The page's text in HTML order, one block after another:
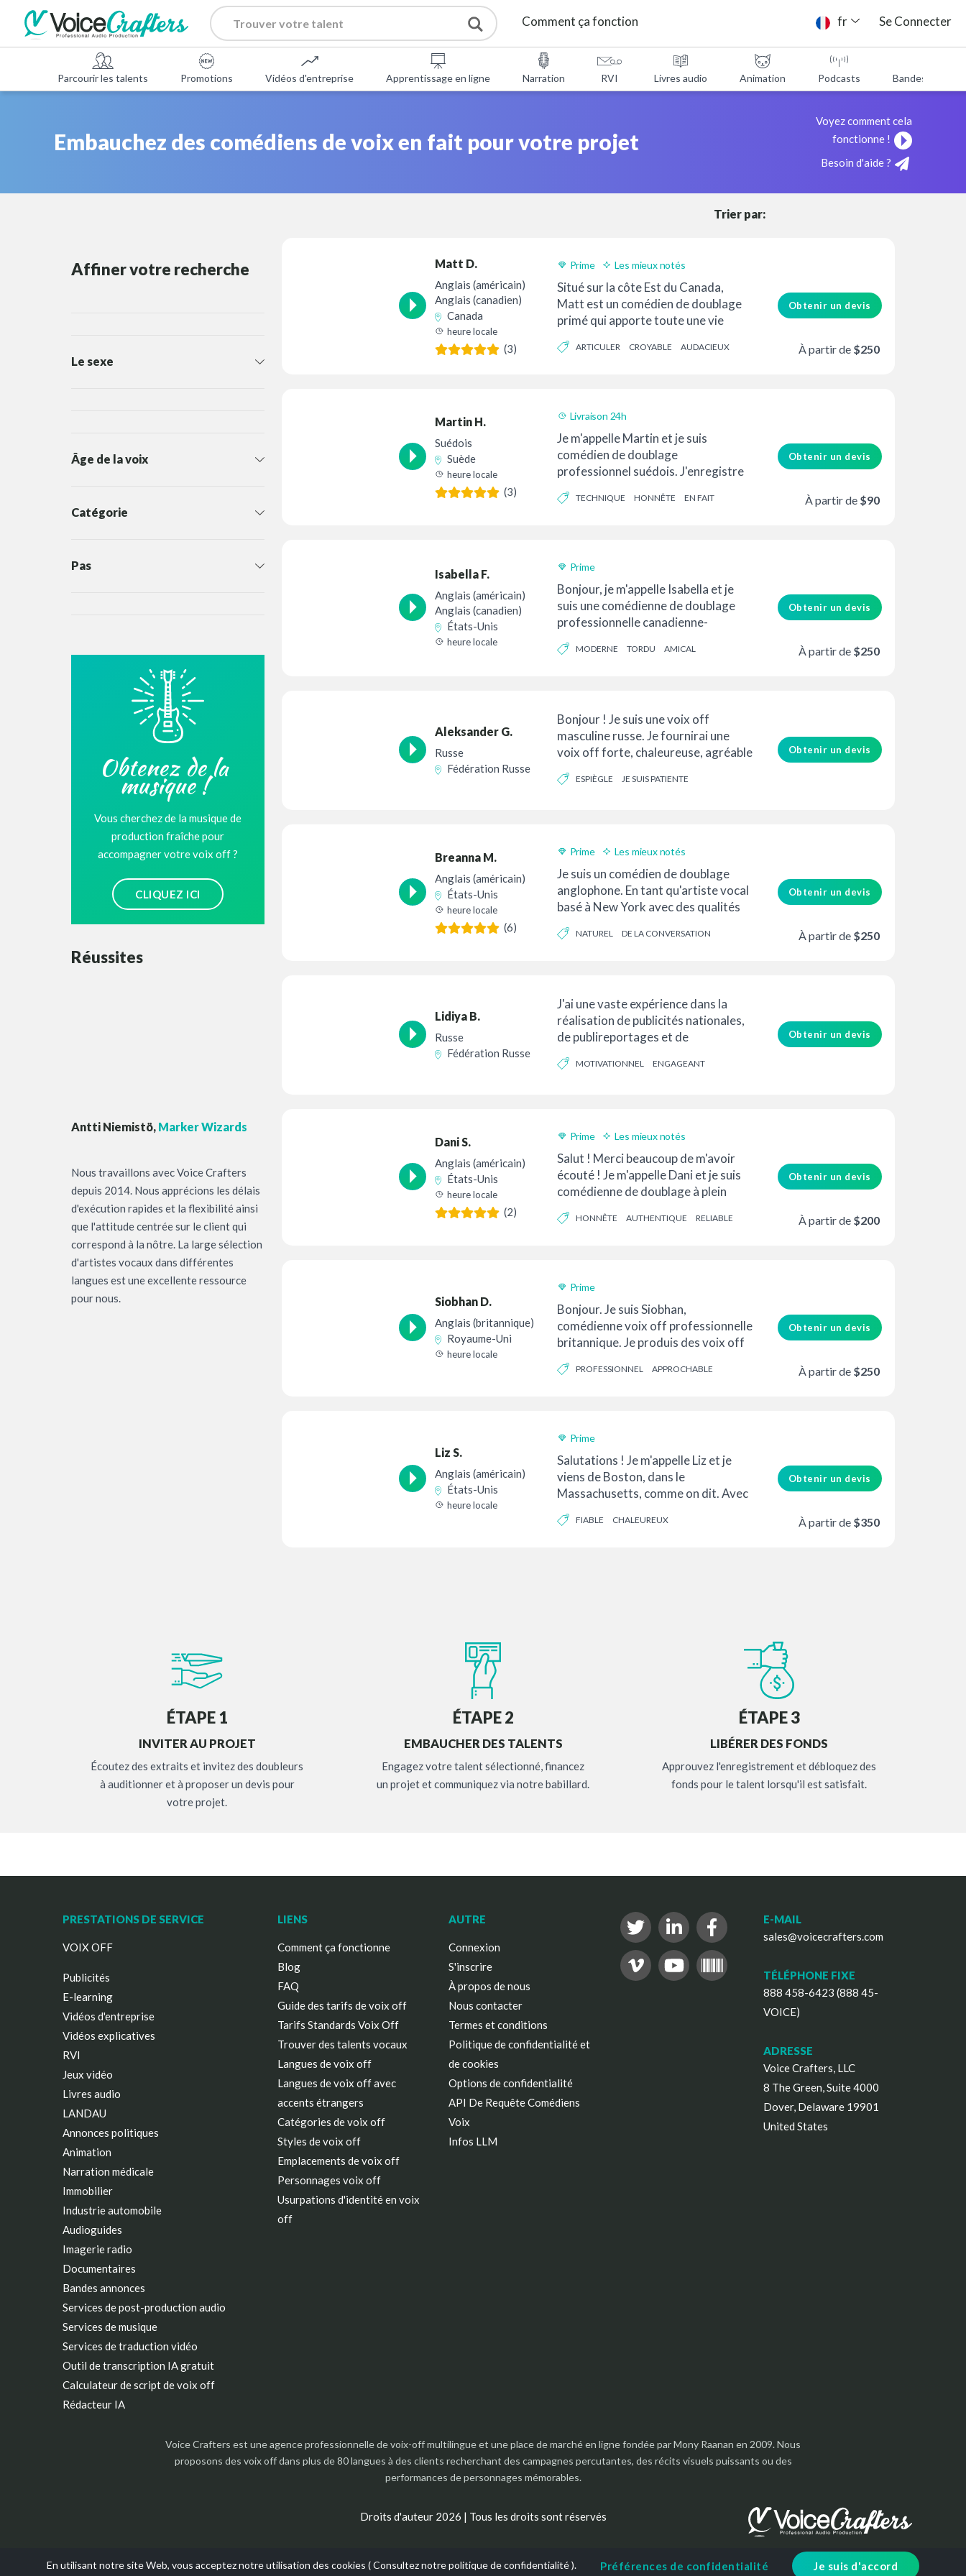
En utilisant notre site Web, vous acceptez notre utilisation des cookies (Consultez notre politique de confidentialité). Préférences de confidentialité Je suis d'accord
Comment ça fonctionne
Prestations de service
fr Se Connecter
Parcourir les talents Promotions Vidéos d'entreprise Apprentissage en ligne Narration RVI Livres audio Animation Podcasts Bandes
Embauchez des comédiens de voix en fait pour votre projet
Voyez comment cela
fonctionne !
Besoin d'aide ?
Trier par:
Affiner votre recherche
Le sexe
Âge de la voix
Catégorie
Pas
Obtenez de la
musique !
Vous cherchez de la musique de
production fraîche pour
accompagner votre voix off ?
CLIQUEZ ICI
Réussites
Antti Niemistö, Marker Wizards
Nous travaillons avec Voice Crafters
depuis 2014. Nous apprécions les délais
d'exécution rapides et la flexibilité ainsi
que l'attitude centrée sur le client qui
correspond à la nôtre. La large sélection
d'artistes vocaux dans différentes
langues est une excellente ressource
pour nous.
Matt D.
Anglais (américain)
Anglais (canadien)
Canada
heure locale
(3)
Prime
Les mieux notés
Livraison 24h
Situé sur la côte Est du Canada,
Matt est un comédien de doublage
primé qui apporte toute une vie
ARTICULER CROYABLE AUDACIEUX
Obtenir un devis
À partir de $250
Martin H.
Suédois
Suède
heure locale
(3)
Livraison 24h
Je m'appelle Martin et je suis
comédien de doublage
professionnel suédois. J'enregistre
occasionnellement en anglais.
TECHNIQUE HONNÊTE EN FAIT
Obtenir un devis
À partir de $90
Isabella F.
Anglais (américain)
Anglais (canadien)
États-Unis
heure locale
Prime
Bonjour, je m'appelle Isabella et je
suis une comédienne de doublage
professionnelle canadienne-
York. Née en ...
MODERNE TORDU AMICAL
Obtenir un devis
À partir de $250
Aleksander G.
Russe
Fédération Russe
Bonjour ! Je suis une voix off
masculine russe. Je fournirai une
voix off forte, chaleureuse, agréable
ESPIÈGLE JE SUIS PATIENTE
Obtenir un devis
Breanna M.
Anglais (américain)
États-Unis
heure locale
(6)
Prime
Les mieux notés
Livraison 24h
Je suis un comédien de doublage
anglophone. En tant qu'artiste vocal
basé à New York avec des qualités
NATUREL DE LA CONVERSATION
Obtenir un devis
À partir de $250
Lidiya B.
Russe
Fédération Russe
J'ai une vaste expérience dans la
réalisation de publicités nationales,
de publireportages et de
peux parler dans un...
MOTIVATIONNEL ENGAGEANT
Obtenir un devis
Dani S.
Anglais (américain)
États-Unis
heure locale
(2)
Prime
Les mieux notés
Livraison 24h
Salut ! Merci beaucoup de m'avoir
écouté ! Je m'appelle Dani et je suis
comédienne de doublage à plein
HONNÊTE AUTHENTIQUE RELIABLE
Obtenir un devis
À partir de $200
Siobhan D.
Anglais (britannique)
Royaume-Uni
heure locale
Prime
Bonjour. Je suis Siobhan,
comédienne voix off professionnelle
britannique. Je produis des voix off
équipé.PROFESSIONNEL APPROCHABLE
Obtenir un devis
À partir de $250
Liz S.
Anglais (américain)
États-Unis
heure locale
Prime
Salutations ! Je m'appelle Liz et je
viens de Boston, dans le
Massachusetts, comme on dit. Avec
terre (non...)
FIABLE CHALEUREUX
Obtenir un devis
À partir de $350
ÉTAPE 1
INVITER AU PROJET
Écoutez des extraits et invitez des doubleurs
à auditionner et à proposer un devis pour
votre projet.
ÉTAPE 2
EMBAUCHER DES TALENTS
Engagez votre talent sélectionné, financez
un projet et communiquez via notre babillard.
ÉTAPE 3
LIBÉRER DES FONDS
Approuvez l'enregistrement et débloquez des
fonds pour le talent lorsqu'il est satisfait.
PRESTATIONS DE SERVICE
VOIX OFF
Publicités
E-learning
Vidéos d'entreprise
Vidéos explicatives
RVI
Jeux vidéo
Livres audio
LANDAU
Annonces politiques
Animation
Narration médicale
Immobilier
Industrie automobile
Audioguides
Imagerie radio
Documentaires
Bandes annonces
Services de post-production audio
Services de musique
Services de traduction vidéo
Outil de transcription IA gratuit
Calculateur de script de voix off
Rédacteur IA
LIENS
Comment ça fonctionne
Blog
FAQ
Guide des tarifs de voix off
Tarifs Standards Voix Off
Trouver des talents vocaux
Langues de voix off
Langues de voix off avec
accents étrangers
Catégories de voix off
Styles de voix off
Emplacements de voix off
Personnages voix off
Usurpations d'identité en voix
off
AUTRE
Connexion
S'inscrire
À propos de nous
Nous contacter
Termes et conditions
Politique de confidentialité et
de cookies
Options de confidentialité
API De Requête Comédiens
Voix
Infos LLM
E-MAIL
sales@voicecrafters.com
TÉLÉPHONE FIXE
888 458-6423 (888 45-
VOICE)
ADRESSE
Voice Crafters, LLC
8 The Green, Suite 4000
Dover, Delaware 19901
United States
Voice Crafters est une agence professionnelle de voix-off multilingue et une place de marché en ligne fondée par Mony Raanan en 2009. Nous
proposons des voix off dans plus de 80 langues à des clients recherchant des campagnes percutantes, des récits visuels puissants ou des
performances de personnages mémorables.
Droits d'auteur 2026 | Tous les droits sont réservés